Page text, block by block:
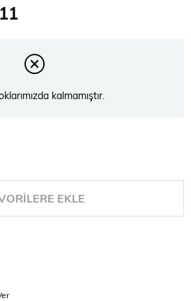
kalmamıştır.
EKLE